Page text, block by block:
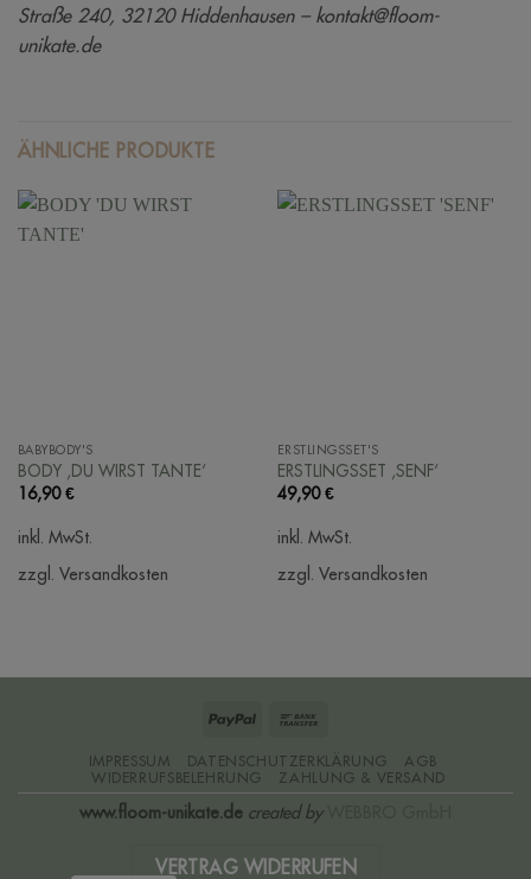
Straße 240, 32120 Hiddenhausen – kontakt@floom-
unikate.de
ÄHNLICHE PRODUKTE
BABYBODY'S
BODY ‚DU WIRST TANTE‘
16,90€
inkl. MwSt.
zzgl. Versandkosten
ERSTLINGSSET'S
ERSTLINGSSET ‚SENF‘
49,90€
inkl. MwSt.
zzgl. Versandkosten
PayPal
IMPRESSUM DATENSCHUTZERKLÄRUNG
AGB
WIDERRUFSBELEHRUNG
ZAHLUNG & VERSAND
www.floom-unikate.de created by
VERTRAG WIDERRUFEN